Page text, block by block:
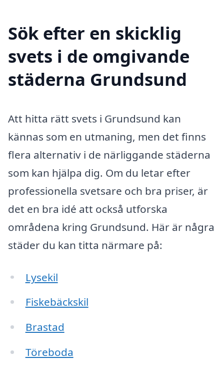
Sök efter en skicklig
svets i de omgivande
städerna Grundsund
Att hitta rätt svets i Grundsund kan
kännas som en utmaning, men det finns
flera alternativ i de närliggande städerna
som kan hjälpa dig. Om du letar efter
professionella svetsare och bra priser, är
det en bra idé att också utforska
områdena kring Grundsund. Här är några
städer du kan titta närmare på:
Lysekil
Fiskebäckskil
Brastad
Töreboda